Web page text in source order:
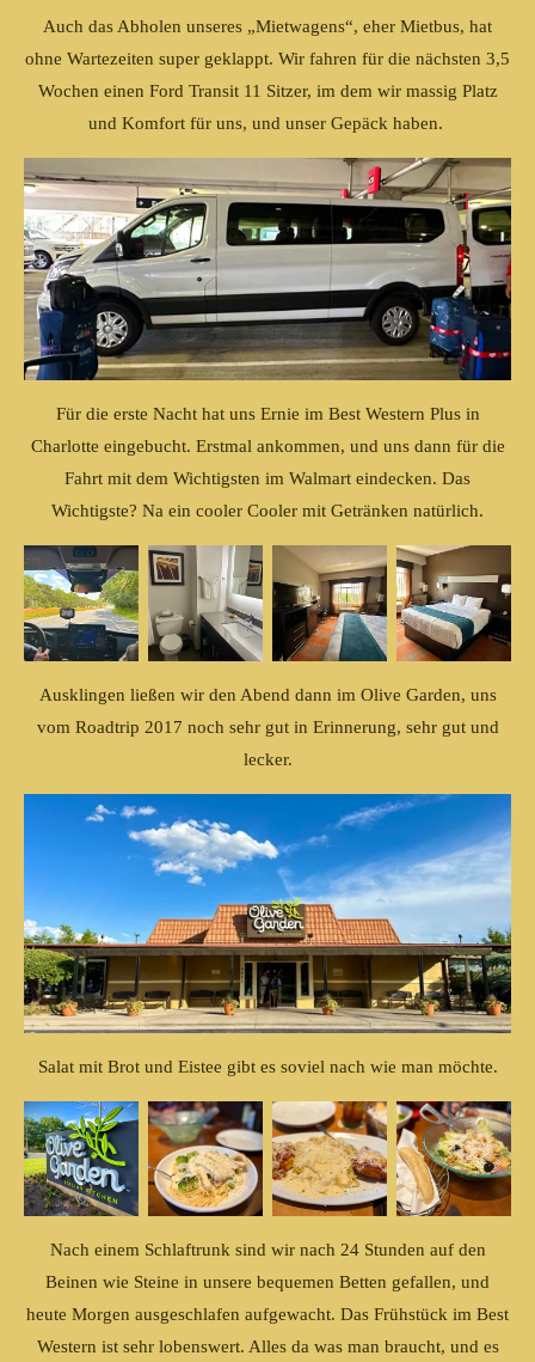
Auch das Abholen unseres „Mietwagens“, eher Mietbus, hat
ohne Wartezeiten super geklappt. Wir fahren für die nächsten 3,5
Wochen einen Ford Transit 11 Sitzer, im dem wir massig Platz
und Komfort für uns, und unser Gepäck haben.
Für die erste Nacht hat uns Ernie im Best Western Plus in
Charlotte eingebucht. Erstmal ankommen, und uns dann für die
Fahrt mit dem Wichtigsten im Walmart eindecken. Das
Wichtigste? Na ein cooler Cooler mit Getränken natürlich.
Ausklingen ließen wir den Abend dann im Olive Garden, uns
vom Roadtrip 2017 noch sehr gut in Erinnerung, sehr gut und
lecker.
Salat mit Brot und Eistee gibt es soviel nach wie man möchte.
Nach einem Schlaftrunk sind wir nach 24 Stunden auf den
Beinen wie Steine in unsere bequemen Betten gefallen, und
heute Morgen ausgeschlafen aufgewacht. Das Frühstück im Best
Western ist sehr lobenswert. Alles da was man braucht, und es